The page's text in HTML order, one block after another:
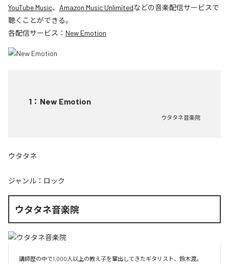
YouTube Music、 Amazon Music Unlimitedなどの音楽配信サービスで
聴くことができる。
各配信サービス： New Emotion
1 ： New Emotion
ウタタネ音楽院
ウタタネ
ジャンル： ロック
ウタタネ音楽院
講師歴の中で1,000人以上の教え子を輩出してきたギタリスト、鈴木渡。